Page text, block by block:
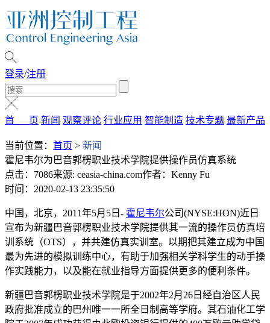
登录/注册
首 页 新闻 观察评论 行业应用 智能制造 技术专题 最新产品
当前位置： 首页 > 新闻
霍尼韦尔为巴音郭楞职业技术学院提供操作员仿真系统
点击：7086来源: ceasia-china.com作者：Kenny Fu
时间：2020-02-13 23:35:50
中国，北京，2011年5月5日- 霍尼韦尔公司(NYSE:HON)近日
宣布为新疆巴音郭楞职业技术学院提供其一流的操作员仿真培
训系统（OTS），并共建仿真实训室。以期把其建立成为中国
最为先进的模拟训练中心，有助于加强相关学科学生的动手操
作实践能力，以及能在就业指导方面提供更多的便利条件。
新疆巴音郭楞职业技术学院是于2002年2月26日经自治区人民
政府批准成立的巴州唯一一所全日制高等学府。其石油化工学